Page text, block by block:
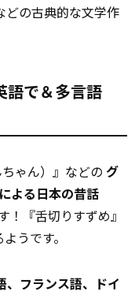
どの古典的な文学作
語で＆多言語
ゃん）』などの グ
よる日本の昔話
！『舌切りすずめ』
うです。
、フランス語、ドイ